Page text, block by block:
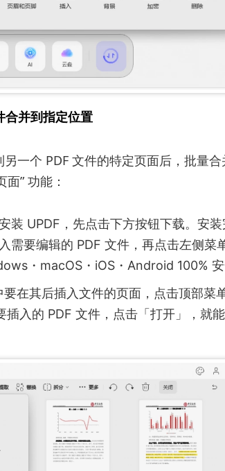
合并到指定位置
一个 PDF 文件的特定页面后，批量
” 功能：
装 UPDF，先点击下方按钮下载。安装
需要编辑的 PDF 文件，再点击左侧菜
・macOS・iOS・Android 100%
要在其后插入文件的页面，点击顶部菜
插入的 PDF 文件，点击「打开」，就